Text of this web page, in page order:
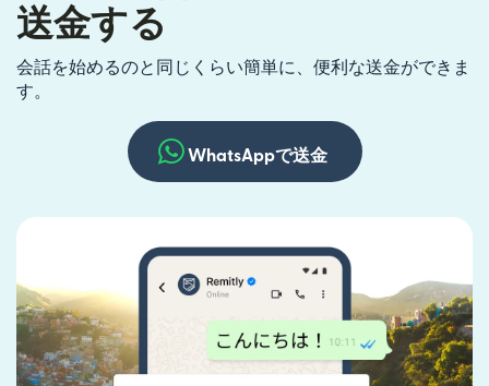
送金する
会話を始めるのと同じくらい簡単に、便利な送金ができま
す。
WhatsAppで送金